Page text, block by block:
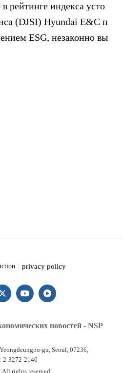
рейтинге индекса усто
(DJSI) Hyundai E&C п
ESG, незаконно вы
privacy policy
новостей - NSP
gu, Seoul, 07236,
2-3272-2140
rights reserved.